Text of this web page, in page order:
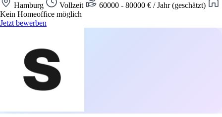
Hamburg Vollzeit
60000 - 80000 € / Jahr (geschätzt)
Kein Homeoffice möglich
Jetzt bewerben